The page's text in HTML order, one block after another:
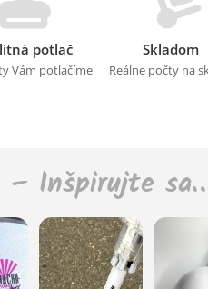
potlač
Vám potlačíme
Skladom
Reálne počty na
– Inšpirujte